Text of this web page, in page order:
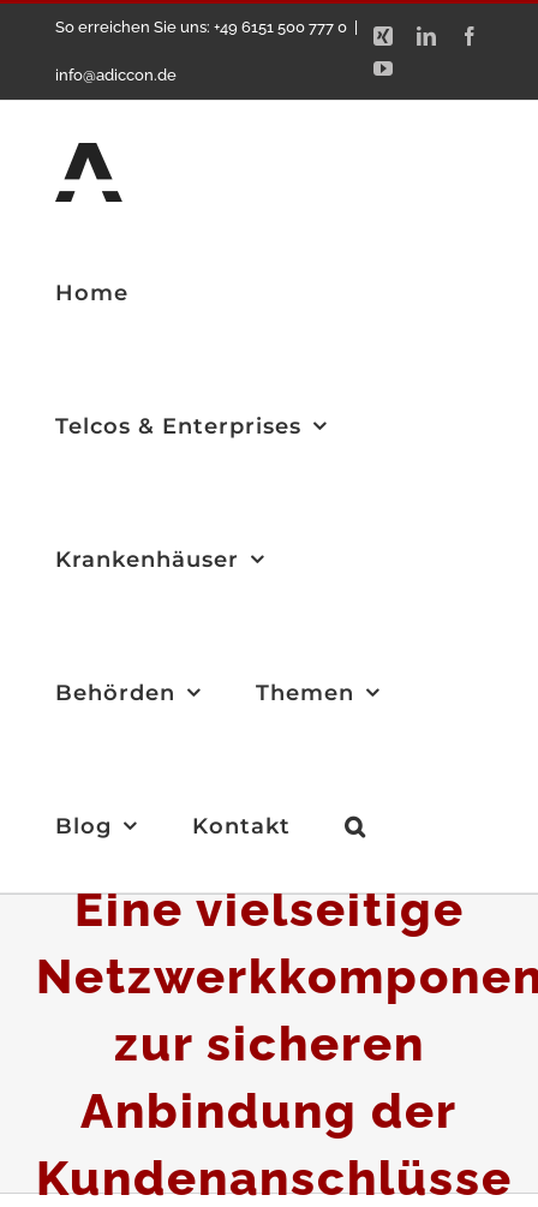
springen
So erreichen Sie uns: +49 6151 500 777 0
info@adiccon.de
Xing LinkedIn
YouTube
Home
Telcos & Enterprises
Krankenhäuser
Behörden Themen
Blog Kontakt
Border Controller:
Eine vielseitige
zur sicheren
Anbindung der
Kundenanschlüsse